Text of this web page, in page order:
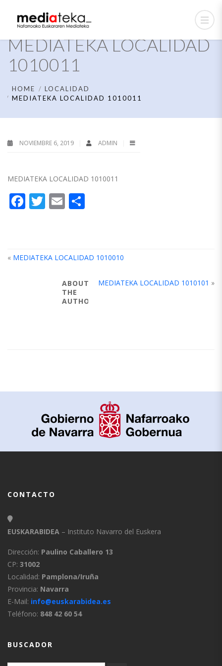
MEDIATEKA LOCALIDAD
1010011
HOME
LOCALIDAD
MEDIATEKA LOCALIDAD 1010011
NOVIEMBRE 6, 2019 ADMIN
MEDIATEKA LOCALIDAD 1010011
Facebook
Twitter
Email
« MEDIATEKA LOCALIDAD 1010010
MEDIATEKA LOCALIDAD 1010101 »
ABOUT
THE
AUTHOR
CONTACTO
EUSKARABIDEA – Instituto Navarro del Euskera
Dirección: Paulino Caballero 13
CP: 31002
Localidad: Pamplona/Iruña
Provincia: Navarra
E-Mail: info@euskarabidea.es
Teléfono: 848 42 60 54
BUSCADOR